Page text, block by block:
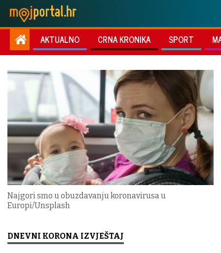
AKTUALNO CRNA KRONIKA SPORT
Najgori smo u obuzdavanju koronavirusa u
Europi/Unsplash
DNEVNI KORONA IZVJEŠTAJ